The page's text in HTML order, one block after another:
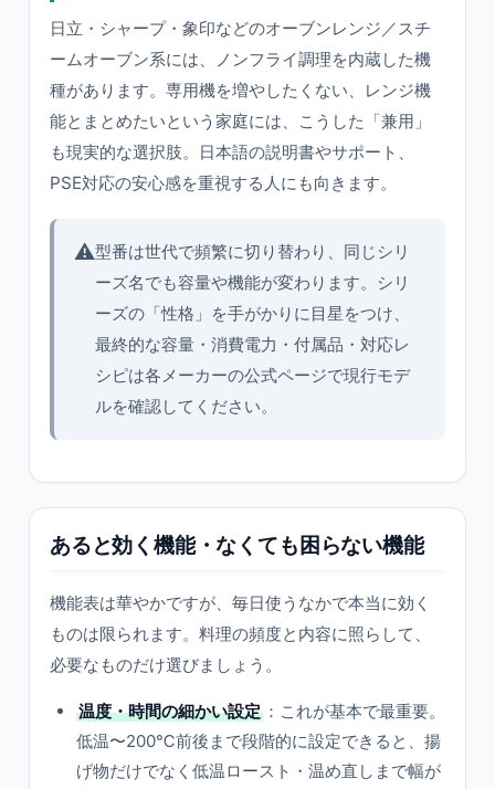
日立・シャープ・象印などのオーブンレンジ／スチ
ームオーブン系には、ノンフライ調理を内蔵した機
種があります。専用機を増やしたくない、レンジ機
能とまとめたいという家庭には、こうした「兼用」
も現実的な選択肢。日本語の説明書やサポート、
PSE対応の安心感を重視する人にも向きます。
⚠️型番は世代で頻繁に切り替わり、同じシリ
ーズ名でも容量や機能が変わります。シリ
ーズの「性格」を手がかりに目星をつけ、
最終的な容量・消費電力・付属品・対応レ
シピは各メーカーの公式ページで現行モデ
ルを確認してください。
あると効く機能・なくても困らない機能
機能表は華やかですが、毎日使うなかで本当に効く
ものは限られます。料理の頻度と内容に照らして、
必要なものだけ選びましょう。
温度・時間の細かい設定 ：これが基本で最重要。
低温〜200℃前後まで段階的に設定できると、揚
げ物だけでなく低温ロースト・温め直しまで幅が